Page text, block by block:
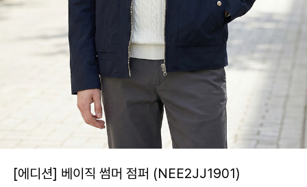
[에디션] 베이직 썸머 점퍼 (NEE2JJ1901)